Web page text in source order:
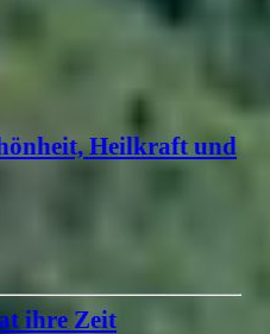
Heilkraft und
ihre Zeit